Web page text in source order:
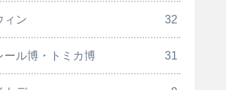
ィン 32
ール博・トミカ博 31